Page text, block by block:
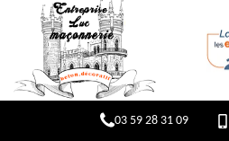
03 59 28 31 09